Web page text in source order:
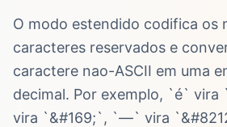
O modo estendido codifica os
caracteres reservados e
caractere nao-ASCII em uma
decimal. Por exemplo, `é`
vira `&#169;`, `—` vira